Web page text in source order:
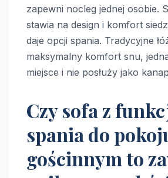
zapewni nocleg jednej osobie.
stawia na design i komfort
daje opcji spania. Tradycyjne
maksymalny komfort snu,
miejsce i nie posłuży jako
Czy sofa z
spania do
gościnnym to